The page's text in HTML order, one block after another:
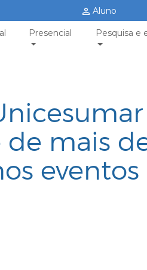
Aluno
Presencial Pesquisa e
mais
eventos